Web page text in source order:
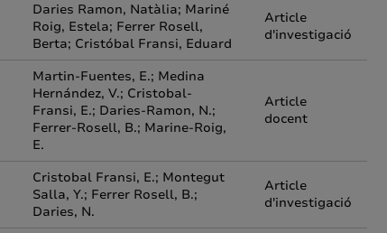
Daries Ramon, Natàlia; Mariné
Roig, Estela; Ferrer Rosell,
Berta; Cristóbal Fransi, Eduard
Article
d'investigació
Martin-Fuentes, E.; Medina
Hernández, V.; Cristobal-
Fransi, E.; Daries-Ramon, N.;
Ferrer-Rosell, B.; Marine-Roig,
E.
Article
docent
Cristobal Fransi, E.; Montegut
Salla, Y.; Ferrer Rosell, B.;
Daries, N.
Article
d'investigació